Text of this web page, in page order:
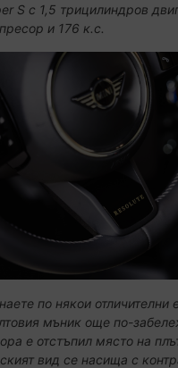
S с 1,5 трицилиндров
и 176 к.с.
по някои отличителни
мъник още по-
е отстъпил място на
вид се насища с